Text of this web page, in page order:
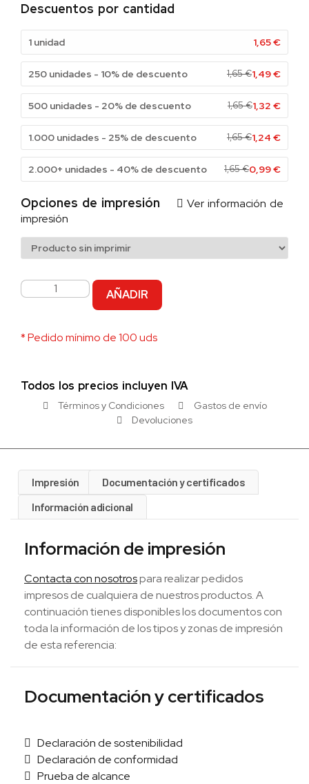
Descuentos por cantidad
1 unidad 1,65€
250 unidades - 10% de descuento 1,65€1,49€
500 unidades - 20% de descuento 1,65€1,32 €
1.000 unidades - 25% de descuento 1,65€1,24 €
2.000+ unidades - 40% de descuento 1,65€0,99€
Opciones de impresión
Ver información de
impresión
AÑADIR
* Pedido mínimo de 100 uds
Todos los precios incluyen IVA
Términos y Condiciones
Gastos de envío
Devoluciones
Impresión
Documentación y certificados
Información adicional
Información de impresión
Contacta con nosotrospara realizar pedidos
impresos de cualquiera de nuestros productos. A
continuación tienes disponibles los documentos con
toda la información de los tipos y zonas de impresión
de esta referencia:
Documentación y certificados
Declaración de sostenibilidad
Declaración de conformidad
Prueba de alcance